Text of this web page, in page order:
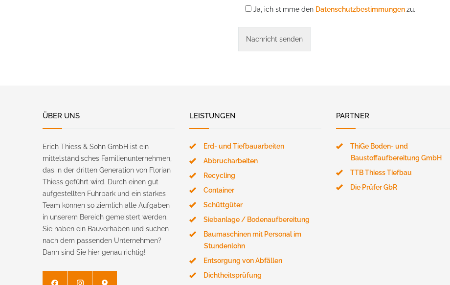
Ja, ich stimme den Datenschutzbestimmungenzu.
ÜBER UNS
Erich Thiess & Sohn GmbH ist ein
mittelständisches Familienunternehmen,
das in der dritten Generation von Florian
Thiess geführt wird. Durch einen gut
aufgestellten Fuhrpark und ein starkes
Team können so ziemlich alle Aufgaben
in unserem Bereich gemeistert werden.
Sie haben ein Bauvorhaben und suchen
nach dem passenden Unternehmen?
Dann sind Sie hier genau richtig!
LEISTUNGEN
Erd- und Tiefbauarbeiten
Abbrucharbeiten
Recycling
Container
Schüttgüter
Siebanlage / Bodenaufbereitung
Baumaschinen mit Personal im
Stundenlohn
Entsorgung von Abfällen
Dichtheitsprüfung
PARTNER
ThiGe Boden- und
Baustoffaufbereitung GmbH
TTB Thiess Tiefbau
Die Prüfer GbR